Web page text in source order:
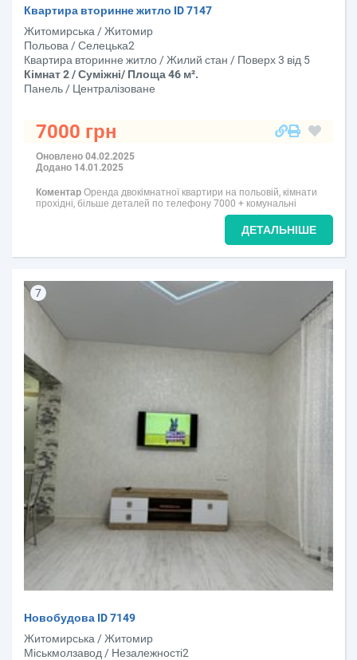
Квартира вторинне житло ID 7147
Житомирська / Житомир
Польова / Селецька2
Квартира вторинне житло / Жилий стан / Поверх 3 від 5
Кімнат 2 / Суміжні/ Площа 46 м².
Панель / Централізоване
7000 грн
Оновлено 04.02.2025
Додано 14.01.2025
Коментар Оренда двокімнатної квартири на польовій, кімнати
прохідні, більше деталей по телефону 7000 + комунальні
ДЕТАЛЬНІШЕ
7
Новобудова ID 7149
Житомирська / Житомир
Міськмолзавод / Незалежності2